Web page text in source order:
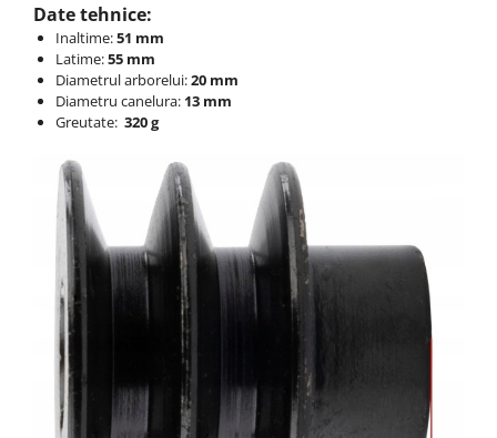
Date tehnice:
Inaltime:51 mm
Latime:55 mm
Diametrul arborelui:20 mm
Diametru canelura: 13 mm
Greutate: 320 g